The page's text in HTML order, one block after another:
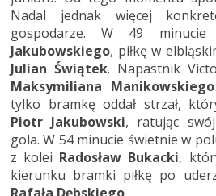
Nadal jednak więcej
gospodarze. W 49
Jakubowskiego, piłkę w
Julian Świątek. Napastnik
Maksymiliana Manikowskiego
tylko bramkę oddał strzał,
Piotr Jakubowski, ratując
gola. W 54 minucie świetnie w
z kolei Radosław Bukacki,
kierunku bramki piłkę po